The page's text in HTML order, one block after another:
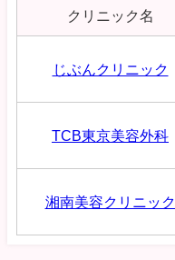
クリニック名
じぶんクリニック
TCB東京美容外科
湘南美容クリニック